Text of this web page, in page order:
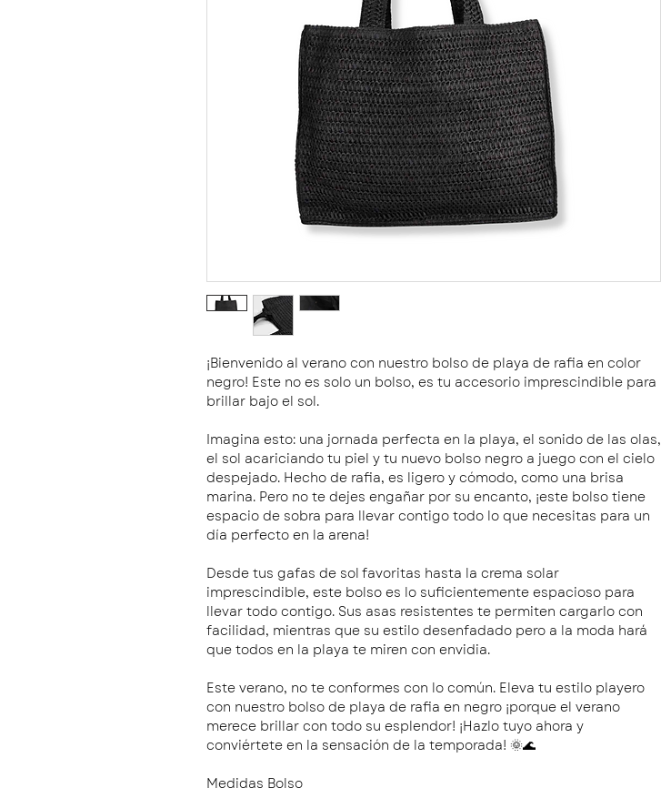
¡Bienvenido al verano con nuestro bolso de playa de rafia en color
negro! Este no es solo un bolso, es tu accesorio imprescindible para
brillar bajo el sol.
Imagina esto: una jornada perfecta en la playa, el sonido de las olas,
el sol acariciando tu piel y tu nuevo bolso negro a juego con el cielo
despejado. Hecho de rafia, es ligero y cómodo, como una brisa
marina. Pero no te dejes engañar por su encanto, ¡este bolso tiene
espacio de sobra para llevar contigo todo lo que necesitas para un
día perfecto en la arena!
Desde tus gafas de sol favoritas hasta la crema solar
imprescindible, este bolso es lo suficientemente espacioso para
llevar todo contigo. Sus asas resistentes te permiten cargarlo con
facilidad, mientras que su estilo desenfadado pero a la moda hará
que todos en la playa te miren con envidia.
Este verano, no te conformes con lo común. Eleva tu estilo playero
con nuestro bolso de playa de rafia en negro ¡porque el verano
merece brillar con todo su esplendor! ¡Hazlo tuyo ahora y
conviértete en la sensación de la temporada! 🌞🌊
Medidas Bolso